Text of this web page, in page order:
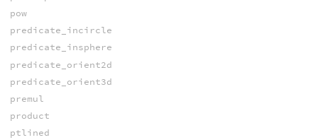
pow
predicate_incircle
predicate_insphere
predicate_orient2d
predicate_orient3d
premul
product
ptlined